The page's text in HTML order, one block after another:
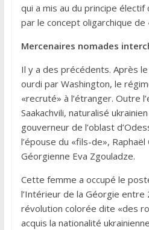
qui a mis au du principe
par le concept oligarchique de
Mercenaires nomades
Il y a des précédents. Après
ourdi par Washington, le
«recruté» à l’étranger. Outre
Saakachvili, naturalisé
gouverneur de l’oblast
l’épouse du «fils-de», Raphaël
Géorgienne Eva Zgouladze.
Cette femme a occupé le
l’Intérieur de la Géorgie
révolution colorée dite «des
acquis la nationalité